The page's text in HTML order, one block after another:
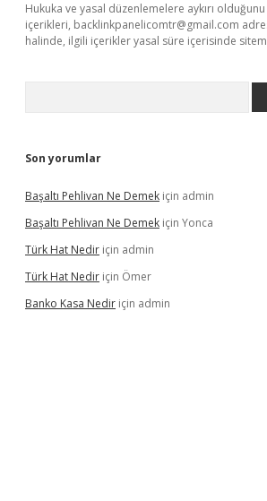
Hukuka ve yasal düzenlemelere aykırı
içerikleri, backlinkpanelicomtr@gmail.com
halinde, ilgili içerikler yasal süre içerisinde
Son yorumlar
Başaltı Pehlivan Ne Demek için admin
Başaltı Pehlivan Ne Demek için Yonca
Türk Hat Nedir için admin
Türk Hat Nedir için Ömer
Banko Kasa Nedir için admin